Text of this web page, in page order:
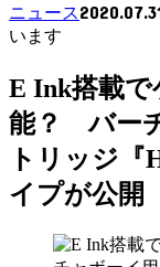
ニュース
います
E Ink搭載で
能？ バー
トリッジ『
イプが公開